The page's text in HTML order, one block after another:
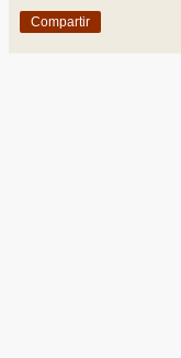
Compartir